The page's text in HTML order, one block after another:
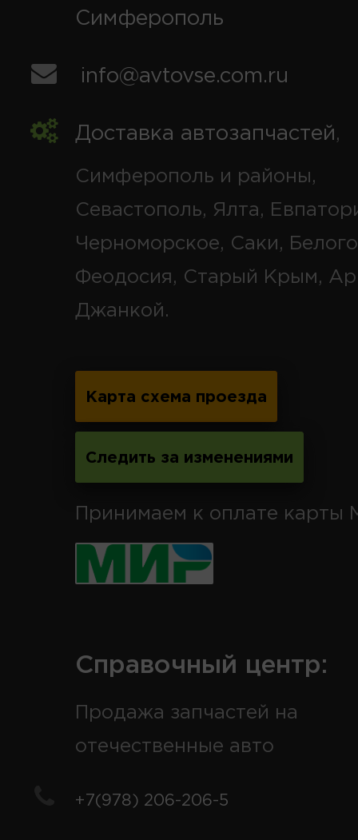
Симферополь
info@avtovse.com.ru
Доставка автозапчастей,
Симферополь и районы,
Севастополь, Ялта,
Черноморское, Саки,
Феодосия, Старый Крым,
Джанкой.
Карта схема проезда
Следить за изменениями
Принимаем к оплате карты
Справочный центр:
Продажа запчастей на
отечественные авто
+7(978) 206-206-5